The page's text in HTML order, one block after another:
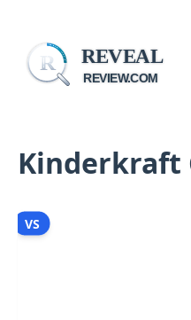
R REVEAL
REVIEW.COM
Kinderkraft
VS